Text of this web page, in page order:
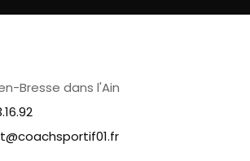
Bresse dans l'Ain